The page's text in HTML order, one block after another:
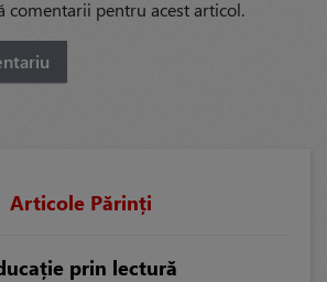
comentarii pentru acest articol.
Articole Părinți
prin lectură